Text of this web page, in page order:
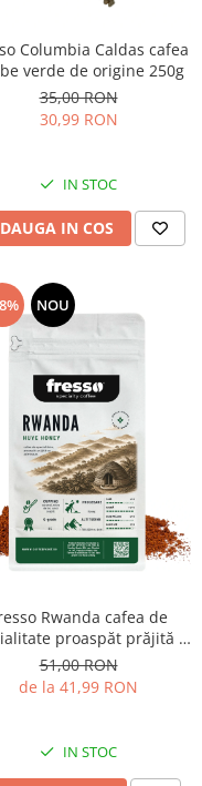
Columbia Caldas cafea
verde de origine 250g
35,00 RON
30,99 RON
IN STOC
IN COS
NOU
Rwanda cafea de
proaspăt prăjită și
măcinată
51,00 RON
de la 41,99 RON
IN STOC